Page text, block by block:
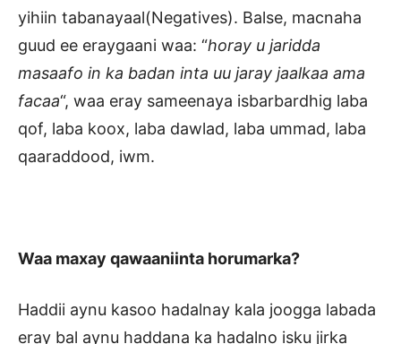
yihiin tabanayaal(Negatives). Balse, macnaha
guud ee eraygaani waa: “horay u jaridda
masaafo in ka badan inta uu jaray jaalkaa ama
facaa“, waa eray sameenaya isbarbardhig laba
qof, laba koox, laba dawlad, laba ummad, laba
qaaraddood, iwm.
Waa maxay qawaaniinta horumarka?
Haddii aynu kasoo hadalnay kala joogga labada
eray bal aynu haddana ka hadalno isku jirka